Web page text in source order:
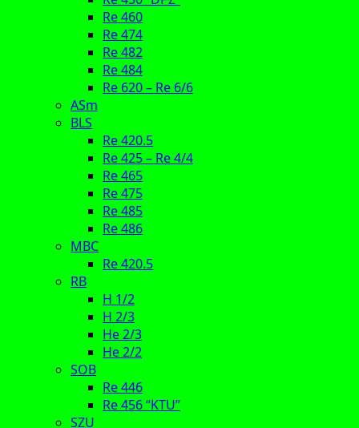
Re 460
Re 474
Re 482
Re 484
Re 620 – Re 6/6
ASm
BLS
Re 420.5
Re 425 – Re 4/4
Re 465
Re 475
Re 485
Re 486
MBC
Re 420.5
RB
H 1/2
H 2/3
He 2/3
He 2/2
SOB
Re 446
Re 456 “KTU”
SZU